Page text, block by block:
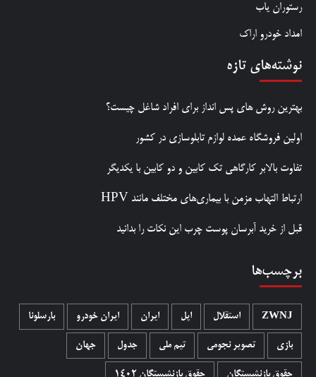
رستوران یاب
امداد خودرو اراک
نوشته‌های تازه
بهترین روش‌ های پس‌ انداز برای افراد شاغل چیست؟
اولین فروشگاه عمده لوازم تابلوسازی در کشور
تفاوت بالابر کارگاهی تک کابین و دو کابین با یکدیگر
ارتباط التهاب مزمن با بیماری‌های مختلف مانند HPV
قبل از خرید آبرسان پوست چرب این نکات را بدانید
برچسب‌ها
ZWNJ استقلال اپل ایران ایران خودرو بارسلونا
بازی تصویر نجومی تیم ملی جدول جهان
حقوق بازنشستگان حقوق بازنشستگان 1402